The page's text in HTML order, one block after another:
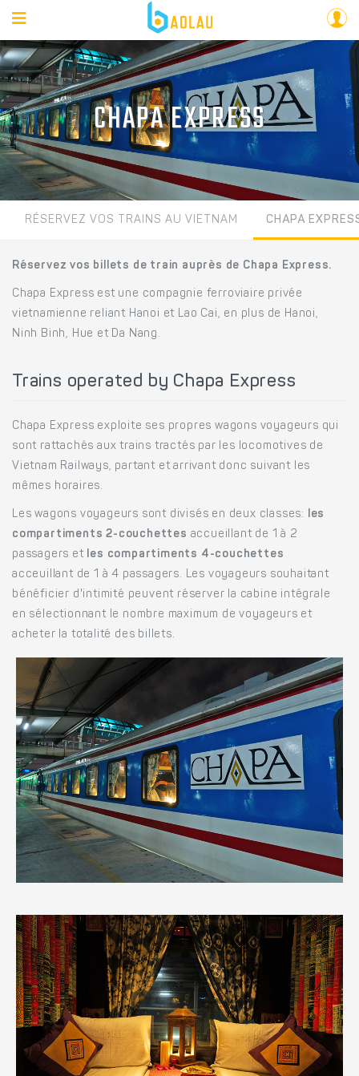
CHAPA EXPRESS
RÉSERVEZ VOS TRAINS AU VIETNAM CHAPA
Réservez vos billets de train auprès de Chapa Express.
Chapa Express est une compagnie ferroviaire privée
vietnamienne reliant Hanoi et Lao Cai, en plus de Hanoi,
Ninh Binh, Hue et Da Nang.
Trains operated by Chapa Express
Chapa Express exploite ses propres wagons voyageurs qui
sont rattachés aux trains tractés par les locomotives de
Vietnam Railways, partant et arrivant donc suivant les
mêmes horaires.
Les wagons voyageurs sont divisés en deux classes: les
compartiments 2-couchettes accueillant de 1 à 2
passagers et les compartiments 4-couchettes
acceuillant de 1 à 4 passagers. Les voyageurs souhaitant
bénéficier d'intimité peuvent réserver la cabine intégrale
en sélectionnant le nombre maximum de voyageurs et
acheter la totalité des billets.